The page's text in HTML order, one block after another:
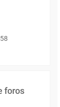
foros